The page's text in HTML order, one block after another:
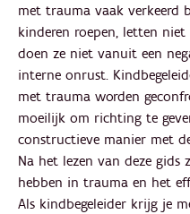
met trauma vaak verkeerd
kinderen roepen, letten
doen ze niet vanuit een
interne onrust.
met trauma worden
moeilijk om richting te
constructieve manier met
Na het lezen van deze
hebben in trauma en het
Als kindbegeleider krijg je